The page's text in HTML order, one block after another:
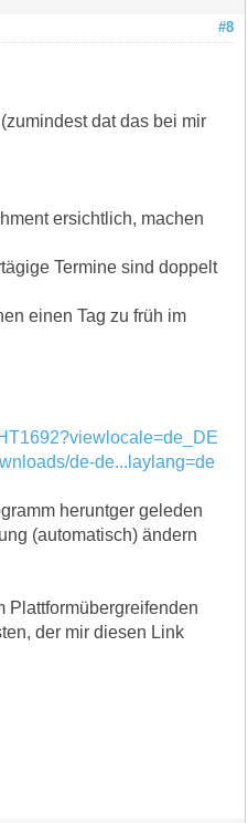
#8
dat das bei mir
ersichtlich, machen
Termine sind doppelt
einen Tag zu früh im
de-de...laylang=de
heruntger geleden
(automatisch) ändern
Plattformübergreifenden
der mir diesen Link